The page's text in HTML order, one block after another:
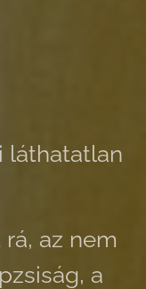
láthatatlan
az nem
a